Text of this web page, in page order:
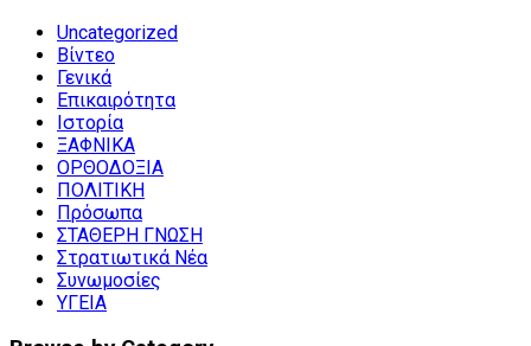
Uncategorized
Βίντεο
Γενικά
Επικαιρότητα
Ιστορία
ΞΑΦΝΙΚΑ
ΟΡΘΟΔΟΞΙΑ
ΠΟΛΙΤΙΚΗ
Πρόσωπα
ΣΤΑΘΕΡΗ ΓΝΩΣΗ
Στρατιωτικά Νέα
Συνωμοσίες
ΥΓΕΙΑ